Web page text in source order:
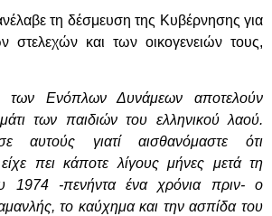
τη δέσμευση της Κυβέρνησης για
στελεχών και των οικογενειών τους,
των Ενόπλων Δυνάμεων αποτελούν
των παιδιών του ελληνικού λαού.
αυτούς γιατί αισθανόμαστε ότι
πει κάποτε λίγους μήνες μετά τη
1974 -πενήντα ένα χρόνια πριν- ο
το καύχημα και την ασπίδα του